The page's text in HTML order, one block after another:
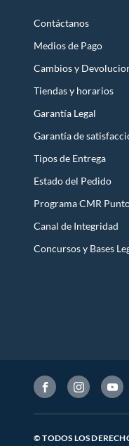
Contáctanos
Medios de Pago
Cambios y
Tiendas y horarios
Garantía Legal
Garantía de
Tipos de Entrega
Estado del Pedido
Programa CMR
Canal de Integridad
Concursos y Bases
© TODOS LOS